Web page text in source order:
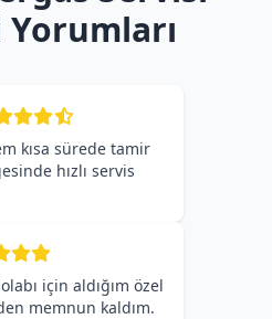
kısa sürede tamir
hızlı servis
için aldığım özel
memnun kaldım.